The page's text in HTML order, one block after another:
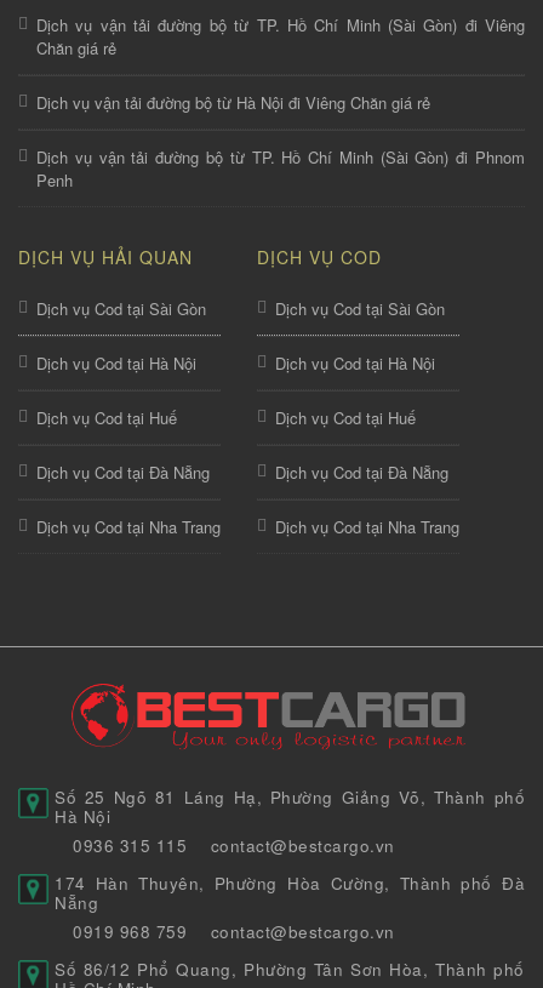
Dịch vụ vận tải đường bộ từ TP. Hồ Chí Minh (Sài Gòn) đi Viêng
Chăn giá rẻ
Dịch vụ vận tải đường bộ từ Hà Nội đi Viêng Chăn giá rẻ
Dịch vụ vận tải đường bộ từ TP. Hồ Chí Minh (Sài Gòn) đi Phnom
Penh
DỊCH VỤ HẢI QUAN
Dịch vụ Cod tại Sài Gòn
Dịch vụ Cod tại Hà Nội
Dịch vụ Cod tại Huế
Dịch vụ Cod tại Đà Nẵng
Dịch vụ Cod tại Nha Trang
DỊCH VỤ COD
Dịch vụ Cod tại Sài Gòn
Dịch vụ Cod tại Hà Nội
Dịch vụ Cod tại Huế
Dịch vụ Cod tại Đà Nẵng
Dịch vụ Cod tại Nha Trang
Số 25 Ngõ 81 Láng Hạ, Phường Giảng Võ, Thành phố
Hà Nội
0936 315 115
contact@bestcargo.vn
174 Hàn Thuyên, Phường Hòa Cường, Thành phố Đà
Nẵng
0919 968 759
contact@bestcargo.vn
Số 86/12 Phổ Quang, Phường Tân Sơn Hòa, Thành phố